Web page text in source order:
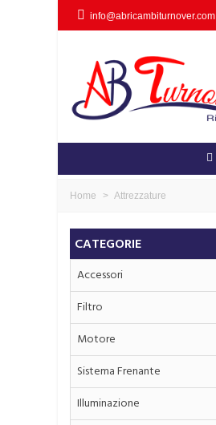
info@abricambiturnover.com
Home > Attrezzature
CATEGORIE
Accessori
Filtro
Motore
Sistema Frenante
Illuminazione